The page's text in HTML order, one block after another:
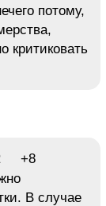
потому,
критиковать
+8
В случае